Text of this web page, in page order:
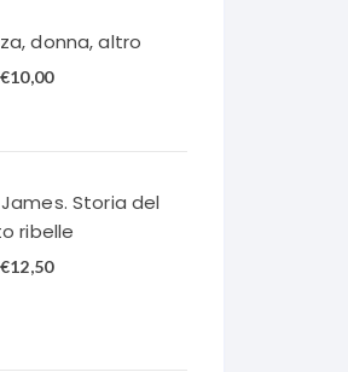
€18,00.€9,00.
donna, altro
Il
€20,00.
€10,00Il
€10,00.
Storia del
ribelle
Il
€12,50Il